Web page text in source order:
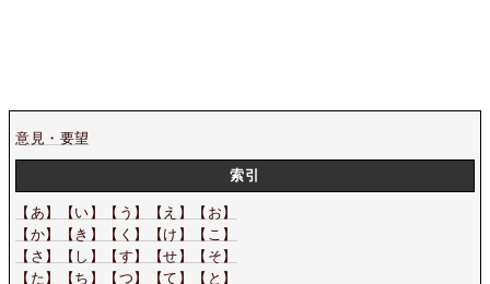
意見・要望
索引
【あ】 【い】 【う】 【え】
【お】
【か】
【き】 【く】 【け】
【こ】
【さ】
【し】 【す】 【せ】
【そ】
【た】
【ち】 【つ】 【て】
【と】